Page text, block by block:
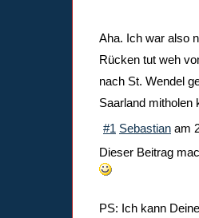
Aha. Ich war also
Rücken tut weh
nach St. Wendel
Saarland mitholen
#1 Sebastian am
Dieser Beitrag
PS: Ich kann